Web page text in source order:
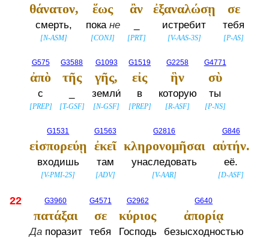
θάνατον,
смерть,
[N-ASM]
ἕως
пока не
[CONJ]
ἂν
[PRT]
ἐξαναλώσῃ
истребит
[V-AAS-3S]
σε
тебя
[P-AS]
G575
ἀπὸ
с
[PREP]
G3588
τῆς
[T-GSF]
G1093
γῆς,
земли́
[N-GSF]
G1519
εἰς
в
[PREP]
G2258
ἣν
которую
[R-ASF]
G4771
σὺ
ты
[P-NS]
G1531
εἰσπορεύῃ
входишь
[V-PMI-2S]
G1563
ἐκεῖ
там
[ADV]
G2816
κληρονομῆσαι
унаследовать
[V-AAR]
G846
αὐτήν.
её.
[D-ASF]
22 G3960
πατάξαι
Дапоразит
G4571
σε
тебя
G2962
κύριος
Господь
G640
ἀπορίᾳ
безысходностью